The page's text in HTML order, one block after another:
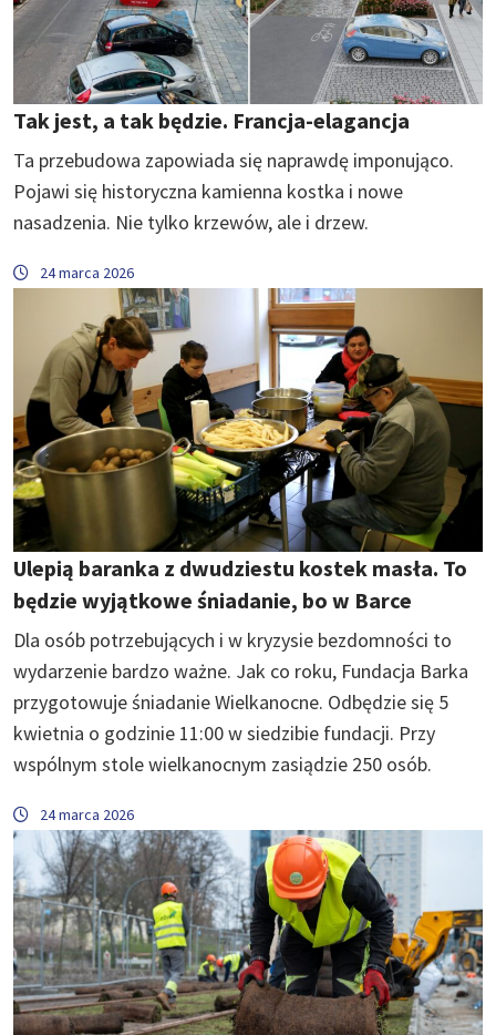
Tak jest, a tak będzie. Francja-elagancja
Ta przebudowa zapowiada się naprawdę imponująco.
Pojawi się historyczna kamienna kostka i nowe
nasadzenia. Nie tylko krzewów, ale i drzew.
24 marca 2026
Ulepią baranka z dwudziestu kostek masła. To
będzie wyjątkowe śniadanie, bo w Barce
Dla osób potrzebujących i w kryzysie bezdomności to
wydarzenie bardzo ważne. Jak co roku, Fundacja Barka
przygotowuje śniadanie Wielkanocne. Odbędzie się 5
kwietnia o godzinie 11:00 w siedzibie fundacji. Przy
wspólnym stole wielkanocnym zasiądzie 250 osób.
24 marca 2026